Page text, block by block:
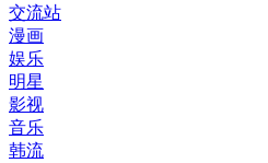
交流站
漫画
娱乐
明星
影视
音乐
韩流